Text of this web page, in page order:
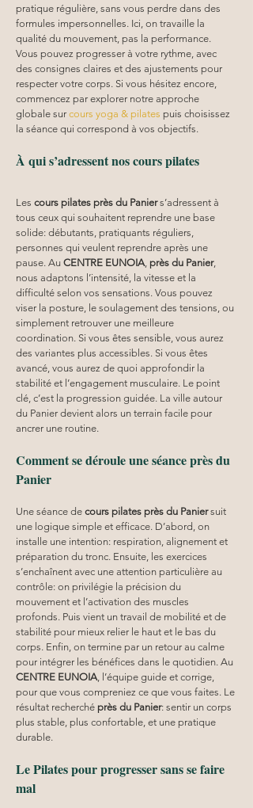
pratique régulière, sans vous perdre dans des
formules impersonnelles. Ici, on travaille la
qualité du mouvement, pas la performance.
Vous pouvez progresser à votre rythme, avec
des consignes claires et des ajustements pour
respecter votre corps. Si vous hésitez encore,
commencez par explorer notre approche
globale sur cours yoga & pilates puis choisissez
la séance qui correspond à vos objectifs.
À qui s’adressent nos cours pilates
Les cours pilates près du Panier s’adressent à
tous ceux qui souhaitent reprendre une base
solide: débutants, pratiquants réguliers,
personnes qui veulent reprendre après une
pause. Au CENTRE EUNOIA près du Panier,
nous adaptons l’intensité, la vitesse et la
difficulté selon vos sensations. Vous pouvez
viser la posture, le soulagement des tensions, ou
simplement retrouver une meilleure
coordination. Si vous êtes sensible, vous aurez
des variantes plus accessibles. Si vous êtes
avancé, vous aurez de quoi approfondir la
stabilité et l’engagement musculaire. Le point
clé, c’est la progression guidée. La ville autour
du Panier devient alors un terrain facile pour
ancrer une routine.
Comment se déroule une séance près du
Panier
Une séance de cours pilates près du Panier suit
une logique simple et efficace. D’abord, on
installe une intention: respiration, alignement et
préparation du tronc. Ensuite, les exercices
s’enchaînent avec une attention particulière au
contrôle: on privilégie la précision du
mouvement et l’activation des muscles
profonds. Puis vient un travail de mobilité et de
stabilité pour mieux relier le haut et le bas du
corps. Enfin, on termine par un retour au calme
pour intégrer les bénéfices dans le quotidien. Au
CENTRE EUNOIA , l’équipe guide et corrige,
pour que vous compreniez ce que vous faites. Le
résultat recherché près du Panier: sentir un corps
plus stable, plus confortable, et une pratique
durable.
Le Pilates pour progresser sans se faire
mal